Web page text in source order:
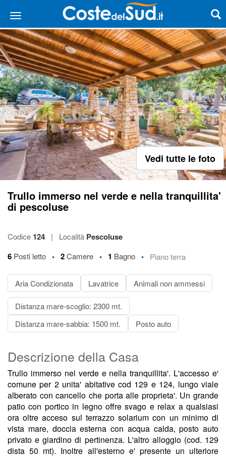
Vedi tutte le foto
Trullo immerso nel verde e nella tranquillita'
di pescoluse
Codice 124 | Località Pescoluse
6 Posti letto • 2Camere • 1 Bagno • Piano terra
Aria Condizionata Lavatrice Animali non ammessi
Distanza mare-scoglio: 2300 mt.
Distanza mare-sabbia: 1500 mt.
Posto auto
Descrizione della Casa
Trullo immerso nel verde e nella tranquillita'. L'accesso e'
comune per 2 unita' abitative cod 129 e 124, lungo viale
alberato con cancello che porta alle proprieta'. Un grande
patio con portico in legno offre svago e relax a qualsiasi
ora oltre acceso sul terrazzo solarium con un minimo di
vista mare, doccia esterna con acqua calda, posto auto
privato e giardino di pertinenza. L'altro alloggio (cod. 129
dista 50 mt). Inoltre all'esterno e' presente un ulteriore